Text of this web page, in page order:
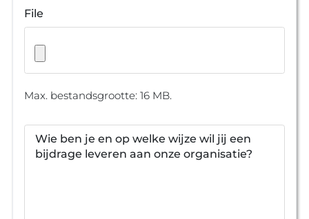
File
Max. bestandsgrootte: 16 MB.
Wie ben je en op welke wijze wil jij een
bijdrage leveren aan onze organisatie?